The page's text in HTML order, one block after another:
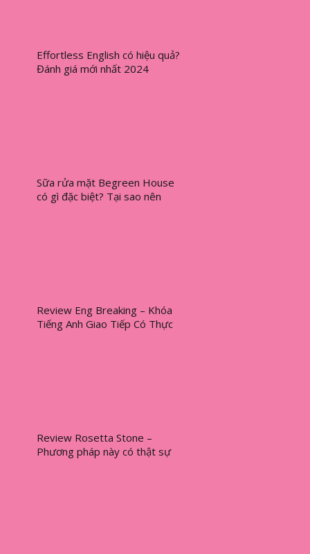
Effortless English có hiệu quả?
Đánh giá mới nhất 2024
Sữa rửa mặt Begreen House
có gì đặc biệt? Tại sao nên
Review Eng Breaking – Khóa
Tiếng Anh Giao Tiếp Có Thực
Review Rosetta Stone –
Phương pháp này có thật sự